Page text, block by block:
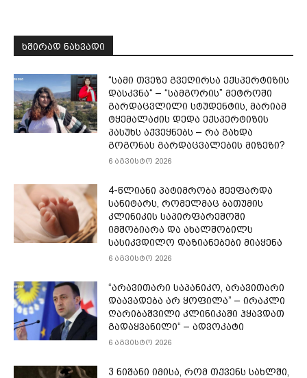
ᲮᲨᲘᲠᲐᲓ ᲜᲐᲮᲕᲐᲓᲘ
“სამი თვე­ზე გვე­ღირ­სა ექ­სპერ­ტი­ზის
დას­კვნა“ – “სამგორის” მეტროში
გარდაცვლილი სტუდენტის, მარიამ
ტყემალაძის დედა ექსპერტიზის
პასუხს აქვეყნებს – რა გახდა
გოგონას გარდაცვალების მიზეზი?
6 აგვისტო 2026
4-წლიანი პატიმრობა შეეფარდა
სანიტარს, რომელმაც ბათუმის
კლინიკის საპირფარეშოში
იმშობიარა და ახალშობილს
სასიკვდილო დაზიანებები მიაყენა
6 აგვისტო 2026
“არავითარი საპანიკო, არავითარი
დაავადება არ ყოფილა” – ირაკლი
ღარიბაშვილი კლინიკაში ჰყავდათ
გადაყვანილი“ – ადვოკატი
6 აგვისტო 2026
3 ნიშანი იმისა, რომ თქვენს სახლში,